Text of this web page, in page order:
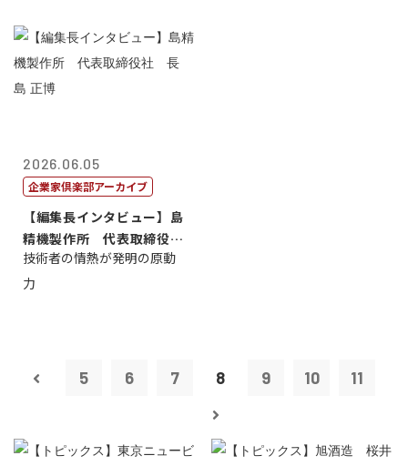
2026.06.05
企業家倶楽部アーカイブ
【編集長インタビュー】島
精機製作所 代表取締役
社 長 島 正...
技術者の情熱が発明の原動
力
5 6 7 8 9 10 11